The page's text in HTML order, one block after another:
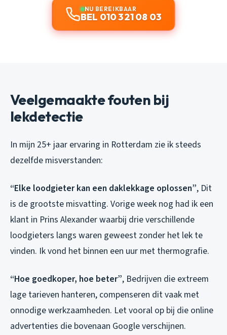
NU BEREIKBAAR
BEL 010 321 08 03
Veelgemaakte fouten bij
lekdetectie
In mijn 25+ jaar ervaring in Rotterdam zie ik steeds
dezelfde misverstanden:
“Elke loodgieter kan een daklekkage oplossen”, Dit
is de grootste misvatting. Vorige week nog had ik een
klant in Prins Alexander waarbij drie verschillende
loodgieters langs waren geweest zonder het lek te
vinden. Ik vond het binnen een uur met thermografie.
“Hoe goedkoper, hoe beter”, Bedrijven die extreem
lage tarieven hanteren, compenseren dit vaak met
onnodige werkzaamheden. Let vooral op bij die online
advertenties die bovenaan Google verschijnen.